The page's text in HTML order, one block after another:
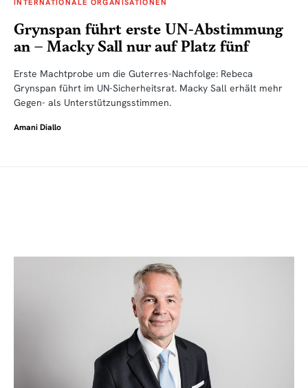
INTERNATIONALE ORGANISATIONEN
Grynspan führt erste UN-Abstimmung
an – Macky Sall nur auf Platz fünf
Erste Machtprobe um die Guterres-Nachfolge: Rebeca
Grynspan führt im UN-Sicherheitsrat. Macky Sall erhält mehr
Gegen- als Unterstützungsstimmen.
Amani Diallo